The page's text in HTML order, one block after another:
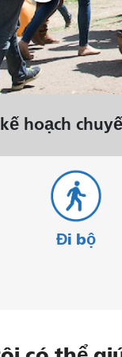
hoạch
Đi bộ